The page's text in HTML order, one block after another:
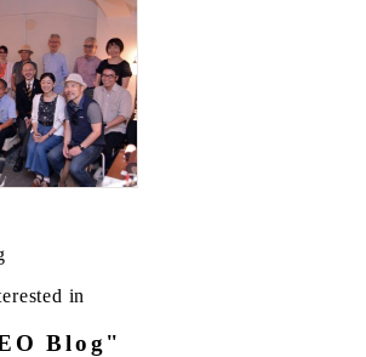
in
Blog"